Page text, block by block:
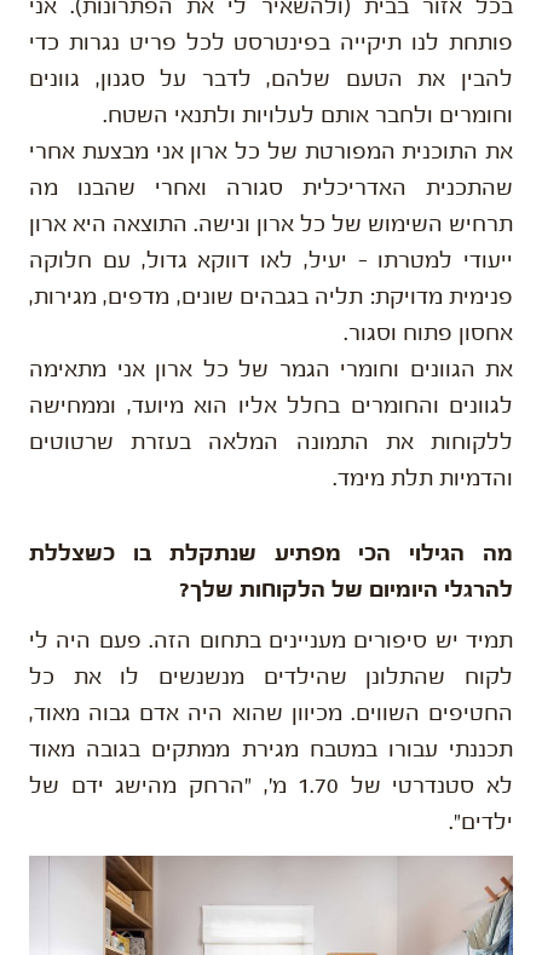
בכל אזור בבית (ולהשאיר לי את הפתרונות). אני
פותחת לנו תיקייה בפינטרסט לכל פריט נגרות כדי
להבין את הטעם שלהם, לדבר על סגנון, גוונים
וחומרים ולחבר אותם לעלויות ולתנאי השטח.
את התוכנית המפורטת של כל ארון אני מבצעת אחרי
שהתכנית האדריכלית סגורה ואחרי שהבנו מה
תרחיש השימוש של כל ארון ונישה. התוצאה היא ארון
ייעודי למטרתו – יעיל, לאו דווקא גדול, עם חלוקה
פנימית מדויקת: תליה בגבהים שונים, מדפים, מגירות,
אחסון פתוח וסגור.
את הגוונים וחומרי הגמר של כל ארון אני מתאימה
לגוונים והחומרים בחלל אליו הוא מיועד, וממחישה
ללקוחות את התמונה המלאה בעזרת שרטוטים
והדמיות תלת מימד.
מה הגילוי הכי מפתיע שנתקלת בו כשצללת
להרגלי היומיום של הלקוחות שלך?
תמיד יש סיפורים מעניינים בתחום הזה. פעם היה לי
לקוח שהתלונן שהילדים מנשנשים לו את כל
החטיפים השווים. מכיוון שהוא היה אדם גבוה מאוד,
תכננתי עבורו במטבח מגירת ממתקים בגובה מאוד
לא סטנדרטי של 1.70 מ', "הרחק מהישג ידם של
ילדים".